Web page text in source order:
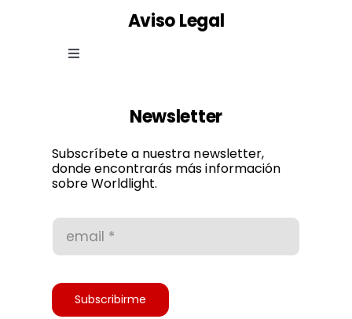
Aviso Legal
Toggle
Política de privacidad
Accesibilidad
Newsletter
Subscríbete a nuestra newsletter,
donde encontrarás más información
sobre Worldlight.
Subscribirme